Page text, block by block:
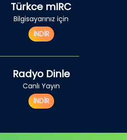
Türkce mIRC
Bilgisayarınız için
İNDİR
Radyo Dinle
Canlı Yayın
İNDİR